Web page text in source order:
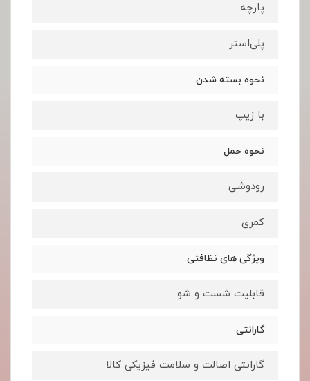
پارچه
پلی‌استر
نحوه بسته شدن
با زیپ
نحوه حمل
رودوشی
کمری
ویژگی های نظافتی
قابلیت شست و شو
گارانتی
گارانتی اصالت و سلامت فیزیکی کالا